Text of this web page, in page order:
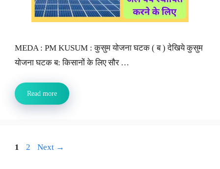
MEDA : PM KUSUM : कुसुम योजना घटक ( ब ) देखिये कुसुम
योजना घटक ब: किसानों के लिए सौर …
Read more
Page
1 Page
2 Next →